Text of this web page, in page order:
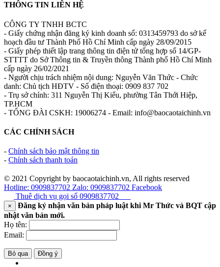
THÔNG TIN LIÊN HỆ
CÔNG TY TNHH BCTC
- Giấy chứng nhận đăng ký kinh doanh số: 0313459793 do sở kế
hoạch đầu tư Thành Phố Hồ Chí Minh cấp ngày 28/09/2015
- Giấy phép thiết lập trang thông tin điện tử tổng hợp số 14/GP-
STTTT do Sở Thông tin & Truyền thông Thành phố Hồ Chí Minh
cấp ngày 26/02/2021
- Người chịu trách nhiệm nội dung: Nguyễn Văn Thức - Chức
danh: Chủ tịch HĐTV - Số điện thoại: 0909 837 702
- Trụ sở chính: 311 Nguyễn Thị Kiểu, phường Tân Thới Hiệp,
TP.HCM
- TỔNG ĐÀI CSKH: 19006274 - Email: info@baocaotaichinh.vn
CÁC CHÍNH SÁCH
- Chính sách bảo mật thông tin
- Chính sách thanh toán
© 2021 Copyright by baocaotaichinh.vn, All rights reserved
Hotline: 0909837702 Zalo: 0909837702 Facebook
Thuê dịch vụ gọi số 0909837702
×
Đăng ký nhận văn bản pháp luật khi Mr Thức và BQT cập
nhật văn bản mới.
Họ tên:
Email:
Bỏ qua Đồng ý